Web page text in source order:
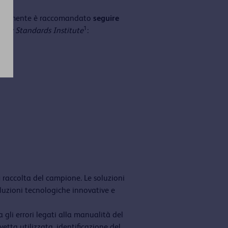
è raccomandato seguire
Standards Institute1 :
del campione. Le soluzioni
tecnologiche innovative e
gli errori legati alla manualità del